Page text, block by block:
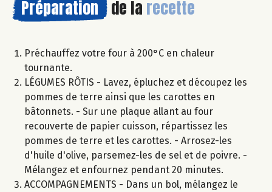
Préparation de la recette
Préchauffez votre four à 200°C en chaleur
tournante.
LÉGUMES RÔTIS - Lavez, épluchez et découpez les
pommes de terre ainsi que les carottes en
bâtonnets. - Sur une plaque allant au four
recouverte de papier cuisson, répartissez les
pommes de terre et les carottes. - Arrosez-les
d'huile d'olive, parsemez-les de sel et de poivre. -
Mélangez et enfournez pendant 20 minutes.
ACCOMPAGNEMENTS - Dans un bol, mélangez le